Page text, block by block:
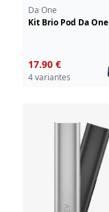
Da One
Kit Brio Pod Da One
17.90 €
4 variantes